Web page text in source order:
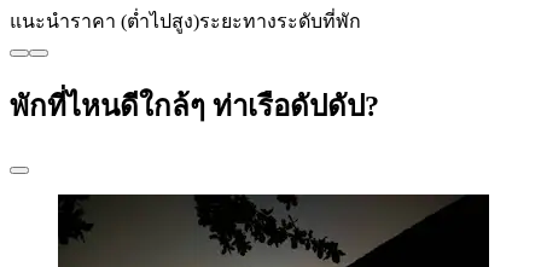
แนะนำราคา (ต่ำไปสูง)ระยะทางระดับที่พัก
พักที่ไหนดีใกล้ๆ ท่าเรือดัปดัป?